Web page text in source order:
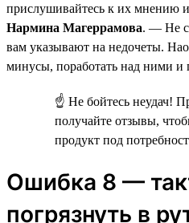
прислушивайтесь к их мнению
Нармина Магеррамова. — Не
вам указывают на недочеты.
минусы, поработать над ними и
☝ Не бойтесь неудач!
получайте отзывы,
продукт под
Ошибка 8 —
погрязнуть в